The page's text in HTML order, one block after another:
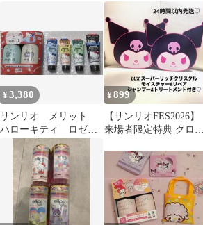
ご型 ポンプボトル シャ
ンプーボトル
¥3,380
サンリオ メリット
ハローキティ ロゼッ
ト キティちゃん 洗
顔パスタ 限定 洗顔
¥899
【サンリオFES2026】
来場者限定特典 クロミ
セット